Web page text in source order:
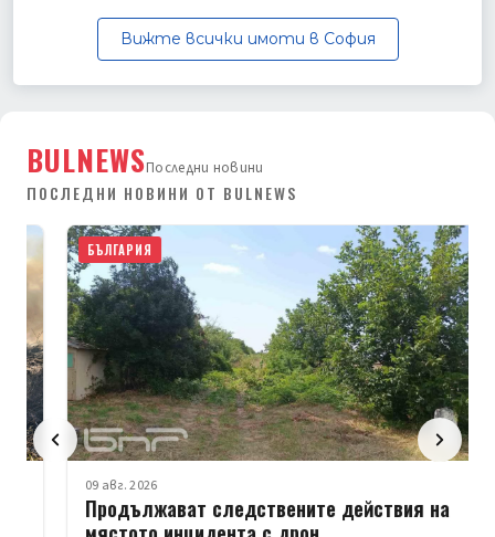
Вижте всички имоти в София
BULNEWSПоследни новини
ПОСЛЕДНИ НОВИНИ ОТ BULNEWS
БЪЛГАРИЯ
09 авг. 2026
Продължават следствените действия на